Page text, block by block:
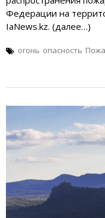
Федерации на
IaNews.kz. (далее…)
огонь опасность